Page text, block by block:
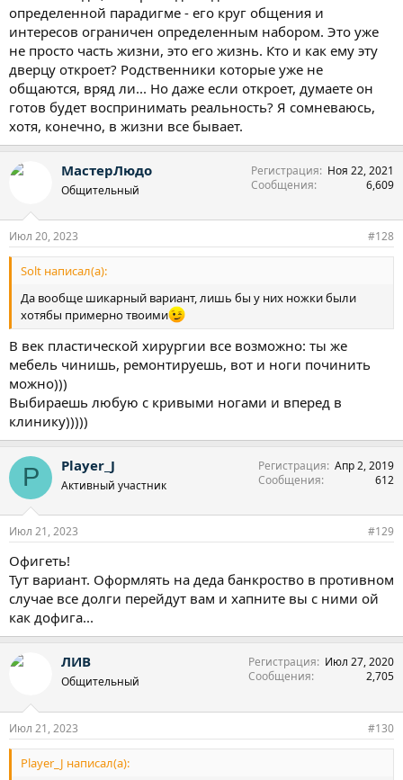
родственника футболиста рпл, увлекся футболом, 2 года, пока
работал в Москве, ходили с женой на матчи. Когда его
уволили, отправили в отставку, они молниеносно с женой
продали дорогую квартиру в Москве, которую им просто
выдали, квартир они не покупали никогда, только получали.
Хотя нужды в ее продаже не было. О факте продажи этой
квартиры сыну их (моему мужу) стало известно спустя 7 лет,
они этот факт скрывали.
Мы с ним считали, прикидывали, куда можно деть такие
деньги, чтобы их было не видно? То есть назанимать за 2 года
долгов на более чем 12 млн, продуть дорогое имущество,
остаться с голой жопой. И мешком долгов? Это игрищща? А,
после продажи московской квартиры они уехали на дачу в
другой регион и он регулярно ездил в Москву. Типа по делам.
Хотя он был уже пенс, и дел у него там не было. Играть в каком
то казино подпольном? Основной период кредитной резвости
был в 2014-2015 г. Потом ему уже почти ничего не давали. В
2017 он занимает у женщины 500 т. На сутки!!!! Типа через сутки
отдам 550. Не отдал. Она просудилась, получает с пенсии. А,
сыну спустя много лет сказал, что это его долг и пусть поможет
папе. Нуачотакова?!
определенной парадигме - его круг общения и
интересов ограничен определенным набором. Это уже
не просто часть жизни, это его жизнь. Кто и как ему эту
дверцу откроет? Родственники которые уже не
общаются, вряд ли... Но даже если откроет, думаете он
готов будет воспринимать реальность? Я сомневаюсь,
хотя, конечно, в жизни все бывает.
МастерЛюдо
Общительный
Регистрация
Ноя 22, 2021
Сообщения
6,609
Июл 20, 2023 #128
Solt написал(а):
Да вообще шикарный вариант, лишь бы у них ножки были
хотябы примерно твоими
В век пластической хирургии все возможно: ты же
мебель чинишь, ремонтируешь, вот и ноги починить
можно)))
Выбираешь любую с кривыми ногами и вперед в
клинику)))))
P Player_J
Активный участник
Регистрация Апр 2, 2019
Сообщения
612
Июл 21, 2023 #129
Офигеть!
Тут вариант. Оформлять на деда банкроство в противном
случае все долги перейдут вам и хапните вы с ними ой
как дофига...
ЛИВ
Общительный
Регистрация
Июл 27, 2020
Сообщения
2,705
Июл 21, 2023 #130
Player_J написал(а):